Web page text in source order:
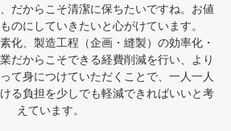
だからこそ清潔に保ちたいですね。お値
のにしていきたいと心がけています。
化、製造工程（企画・縫製）の効率化・
だからこそできる経費削減を行い、より
て身につけていただくことで、一人一人
る負担を少しでも軽減できればいいと考
えています。